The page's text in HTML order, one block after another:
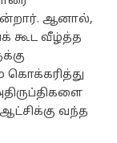
ஆனால்,
கூட வீழ்த்த
கொக்கரித்து
ஆட்சிக்கு வந்த